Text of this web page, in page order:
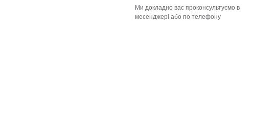
Ми докладно вас проконсультуємо в
месенджері або по телефону